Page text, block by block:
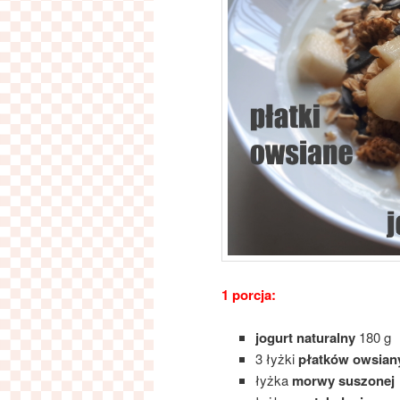
1 porcja:
jogurt naturalny180 g
3 łyżkipłatków
łyżka morwy suszonej